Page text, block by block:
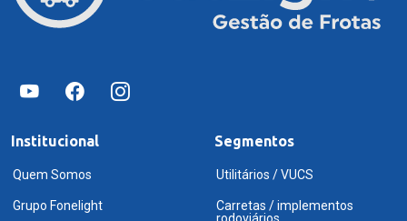
Institucional
Quem Somos
Grupo Fonelight
Segmentos
Utilitários / VUCS
Carretas / implementos